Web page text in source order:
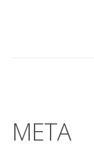
META